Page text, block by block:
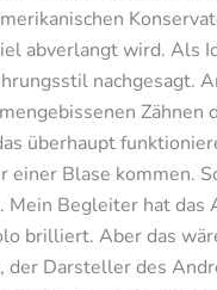
abverlangt wird. Als
nachgesagt.
Zähnen
überhaupt
einer Blase kommen.
Mein Begleiter hat das
brilliert. Aber das
der Darsteller des